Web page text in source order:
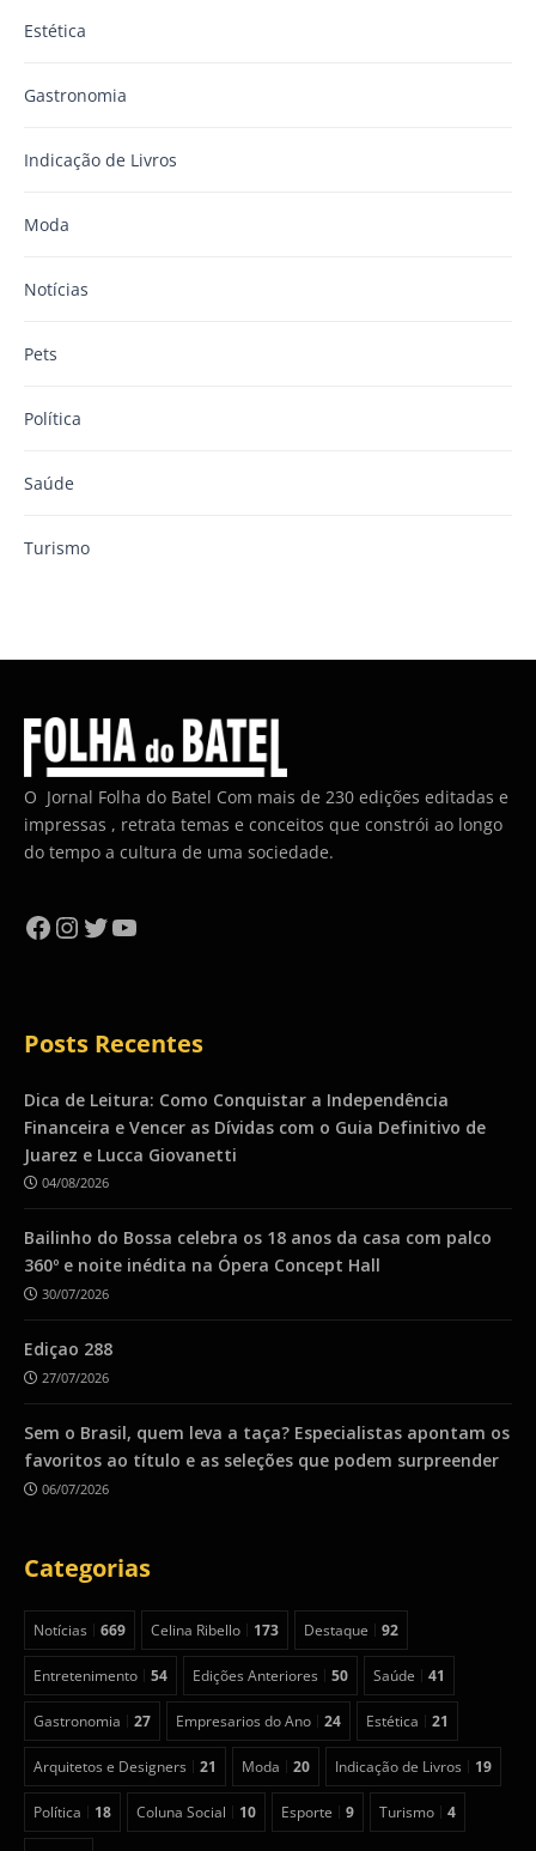
Estética
Gastronomia
Indicação de Livros
Moda
Notícias
Pets
Política
Saúde
Turismo
O Jornal Folha do Batel Com mais de 230 edições editadas e
impressas , retrata temas e conceitos que constrói ao longo
do tempo a cultura de uma sociedade.
Facebook
Instagram
Twitter
YouTube
Posts Recentes
Dica de Leitura: Como Conquistar a Independência
Financeira e Vencer as Dívidas com o Guia Definitivo de
Juarez e Lucca Giovanetti
04/08/2026
Bailinho do Bossa celebra os 18 anos da casa com palco
360º e noite inédita na Ópera Concept Hall
30/07/2026
Ediçao 288
27/07/2026
Sem o Brasil, quem leva a taça? Especialistas apontam os
favoritos ao título e as seleções que podem surpreender
06/07/2026
Categorias
Notícias 669 Celina Ribello 173 Destaque 92
Entretenimento 54 Edições Anteriores 50 Saúde 41
Gastronomia 27 Empresarios do Ano 24 Estética 21
Arquitetos e Designers 21 Moda 20 Indicação de Livros 19
Política 18 Coluna Social 10 Esporte 9 Turismo 4